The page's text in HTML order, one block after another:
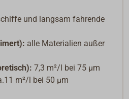
und langsam fahrende
alle Materialien außer
7,3 m²/l bei 75 µm
m²/l bei 50 µm